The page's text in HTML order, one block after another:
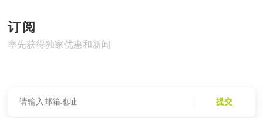
订阅
率先获得独家优惠和新闻
提交